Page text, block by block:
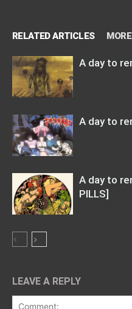
RELATED ARTICLES
A day to
A day to
A day to
PILLS]
LEAVE A REPLY